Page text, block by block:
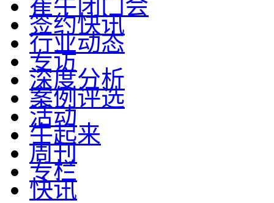
崔牛闭门会
签约快讯
行业动态
专访
深度分析
案例评选
活动
牛起来
周刊
专栏
快讯